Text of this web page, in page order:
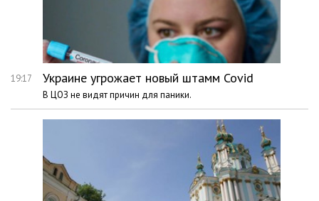
19:17 Украине угрожает новый штамм Covid
В ЦОЗ не видят причин для паники.